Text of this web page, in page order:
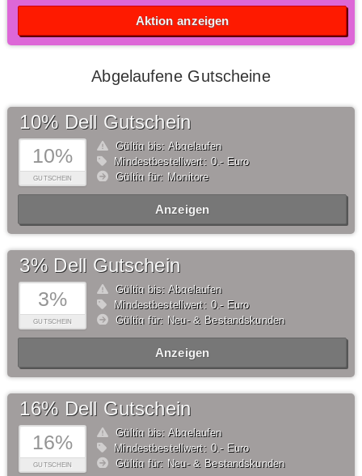
Aktion anzeigen
Abgelaufene Gutscheine
10%
GUTSCHEIN
10% Dell Gutschein
Gültig bis: Abgelaufen
Mindestbestellwert: 0,- Euro
Gültig für: Monitore
Anzeigen
3%
GUTSCHEIN
3% Dell Gutschein
Gültig bis: Abgelaufen
Mindestbestellwert: 0,- Euro
Gültig für: Neu- & Bestandskunden
Anzeigen
16%
GUTSCHEIN
16% Dell Gutschein
Gültig bis: Abgelaufen
Mindestbestellwert: 0,- Euro
Gültig für: Neu- & Bestandskunden